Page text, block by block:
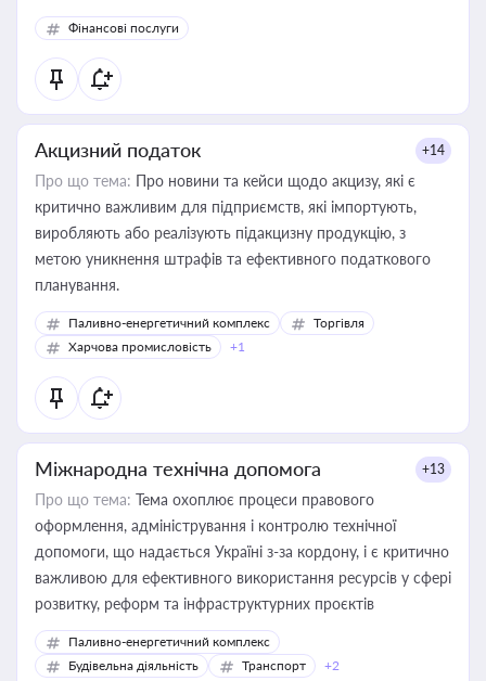
Фінансові послуги
Акцизний податок +14
Про що тема: Про новини та кейси щодо акцизу, які є
критично важливим для підприємств, які імпортують,
виробляють або реалізують підакцизну продукцію, з
метою уникнення штрафів та ефективного податкового
планування.
Паливно-енергетичний комплекс
Торгівля
Харчова промисловість
+1
Міжнародна технічна допомога +13
Про що тема: Тема охоплює процеси правового
оформлення, адміністрування і контролю технічної
допомоги, що надається Україні з-за кордону, і є критично
важливою для ефективного використання ресурсів у сфері
розвитку, реформ та інфраструктурних проєктів
Паливно-енергетичний комплекс
Будівельна діяльність
Транспорт +2